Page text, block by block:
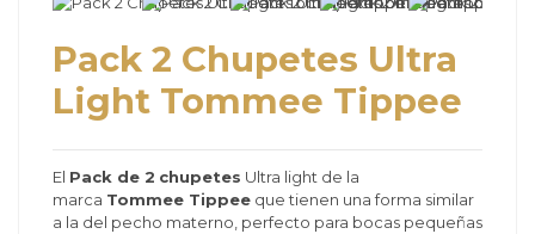
Pack 2 Chupetes Ultra
Light Tommee Tippee
El Pack de 2 chupetes Ultra light de la
marca Tommee Tippee que tienen una forma similar
a la del pecho materno, perfecto para bocas pequeñas